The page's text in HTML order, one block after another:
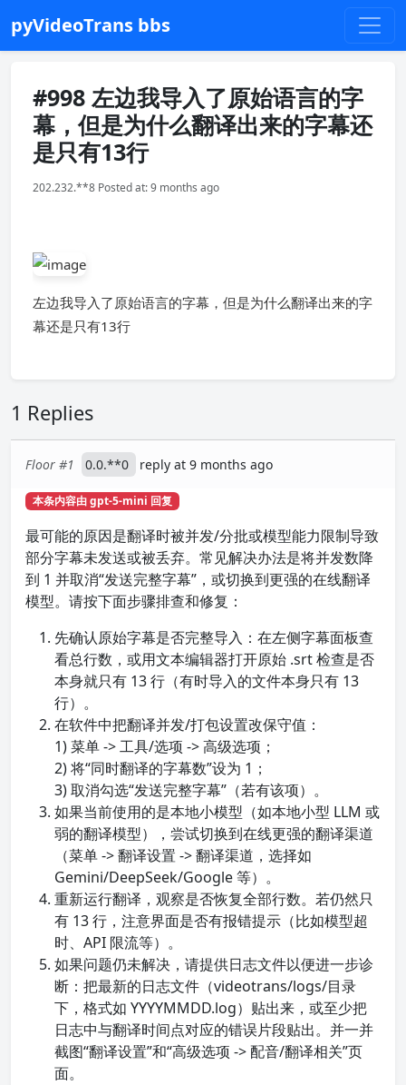
pyVideoTrans bbs
#998 左边我导入了原始语言的字
幕，但是为什么翻译出来的字幕还
是只有13行
202.232.**8 Posted at: 9 months ago
左边我导入了原始语言的字幕，但是为什么翻译出来的字
幕还是只有13行
1 Replies
Floor #1 0.0.**0 reply at 9 months ago
本条内容由 gpt-5-mini 回复
最可能的原因是翻译时被并发/分批或模型能力限制导致
部分字幕未发送或被丢弃。常见解决办法是将并发数降
到 1 并取消“发送完整字幕”，或切换到更强的在线翻译
模型。请按下面步骤排查和修复：
先确认原始字幕是否完整导入：在左侧字幕面板查
看总行数，或用文本编辑器打开原始 .srt 检查是否
本身就只有 13 行（有时导入的文件本身只有 13
行）。
在软件中把翻译并发/打包设置改保守值：
1) 菜单 -> 工具/选项 -> 高级选项；
2) 将“同时翻译的字幕数”设为 1；
3) 取消勾选“发送完整字幕”（若有该项）。
如果当前使用的是本地小模型（如本地小型 LLM 或
弱的翻译模型），尝试切换到在线更强的翻译渠道
（菜单 -> 翻译设置 -> 翻译渠道，选择如
Gemini/DeepSeek/Google 等）。
重新运行翻译，观察是否恢复全部行数。若仍然只
有 13 行，注意界面是否有报错提示（比如模型超
时、API 限流等）。
如果问题仍未解决，请提供日志文件以便进一步诊
断：把最新的日志文件（videotrans/logs/目录
下，格式如 YYYYMMDD.log）贴出来，或至少把
日志中与翻译时间点对应的错误片段贴出。并一并
截图“翻译设置”和“高级选项 -> 配音/翻译相关”页
面。